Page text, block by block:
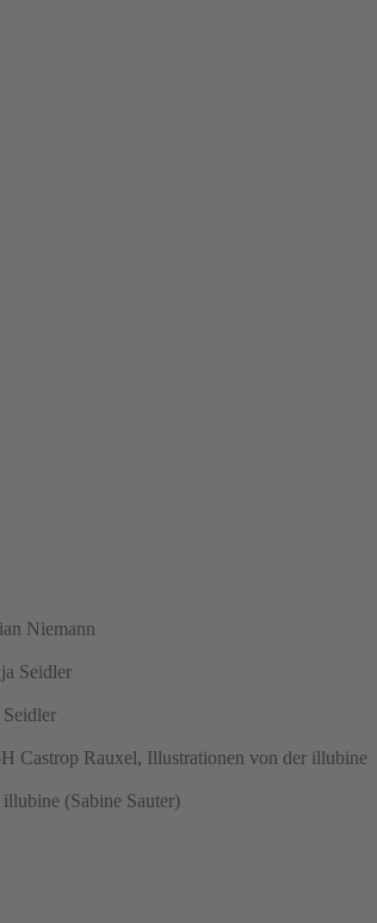
Niemann
Seidler
Castrop Rauxel, Illustrationen von der illubine
(Sabine Sauter)